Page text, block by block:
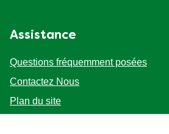
Assistance
Questions fréquemment posées
Contactez Nous
Plan du site